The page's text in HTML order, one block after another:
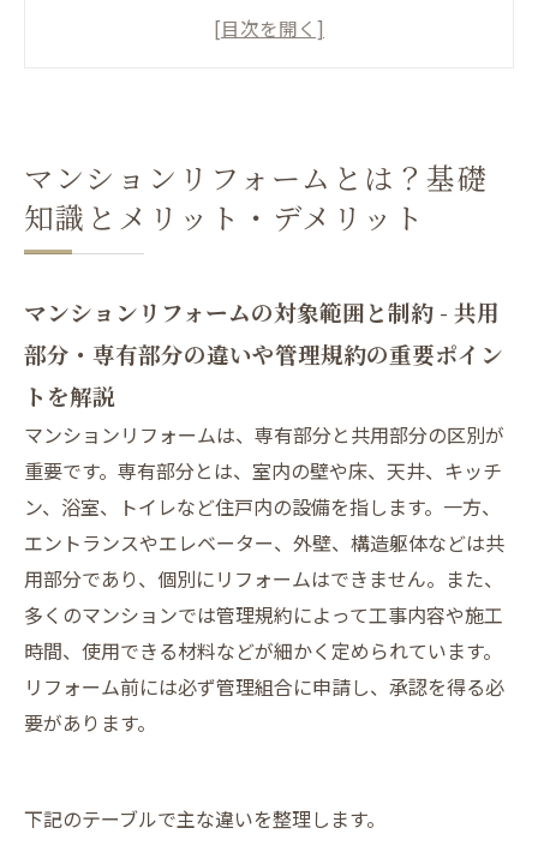
リフォーム会社選定の高度ガイド
騒音・規約・トラブル対策の実務的ガイド
会社概要
マンションリフォームとは？基礎
知識とメリット・デメリット
マンションリフォームの対象範囲と制約 - 共用
部分・専有部分の違いや管理規約の重要ポイン
トを解説
マンションリフォームは、専有部分と共用部分の区別が
重要です。専有部分とは、室内の壁や床、天井、キッチ
ン、浴室、トイレなど住戸内の設備を指します。一方、
エントランスやエレベーター、外壁、構造躯体などは共
用部分であり、個別にリフォームはできません。また、
多くのマンションでは管理規約によって工事内容や施工
時間、使用できる材料などが細かく定められています。
リフォーム前には必ず管理組合に申請し、承認を得る必
要があります。
下記のテーブルで主な違いを整理します。